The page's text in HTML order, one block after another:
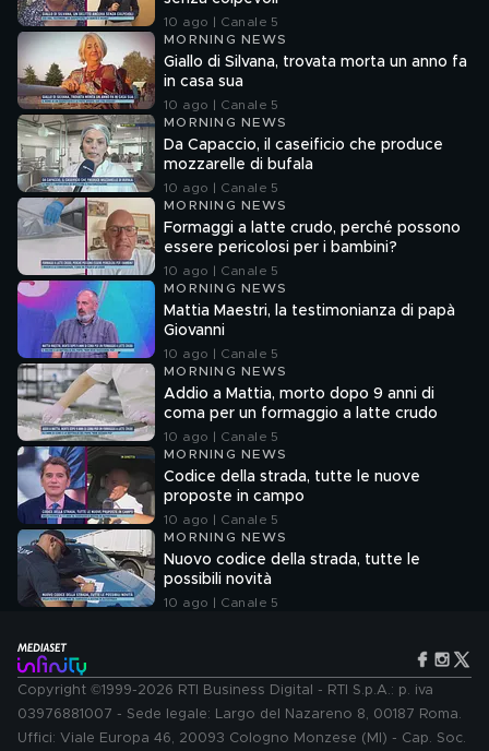
10 ago | Canale 5
MORNING NEWS
Giallo di Silvana, trovata morta un anno fa
in casa sua
10 ago | Canale 5
MORNING NEWS
Da Capaccio, il caseificio che produce
mozzarelle di bufala
10 ago | Canale 5
MORNING NEWS
Formaggi a latte crudo, perché possono
essere pericolosi per i bambini?
10 ago | Canale 5
MORNING NEWS
Mattia Maestri, la testimonianza di papà
Giovanni
10 ago | Canale 5
MORNING NEWS
Addio a Mattia, morto dopo 9 anni di
coma per un formaggio a latte crudo
10 ago | Canale 5
MORNING NEWS
Codice della strada, tutte le nuove
proposte in campo
10 ago | Canale 5
MORNING NEWS
Nuovo codice della strada, tutte le
possibili novità
10 ago | Canale 5
Copyright ©1999-2026 RTI Business Digital - RTI S.p.A.: p. iva
03976881007 - Sede legale: Largo del Nazareno 8, 00187 Roma.
Uffici: Viale Europa 46, 20093 Cologno Monzese (MI) - Cap. Soc.